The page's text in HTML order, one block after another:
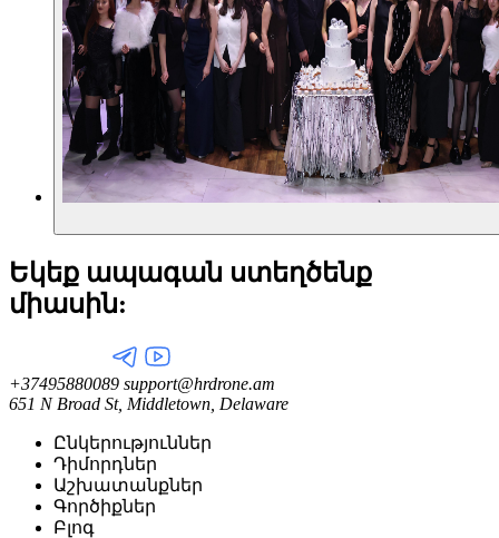
Եկեք ապագան ստեղծենք
միասին:
+37495880089 support@hrdrone.am
651 N Broad St, Middletown, Delaware
Ընկերություններ
Դիմորդներ
Աշխատանքներ
Գործիքներ
Բլոգ